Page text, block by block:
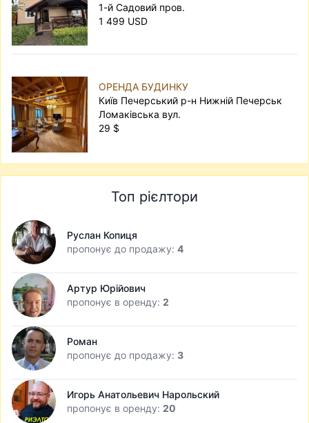
1-й Садовий пров.
1 499 USD
ОРЕНДА БУДИНКУ
Київ Печерський р-н Нижній Печерськ
Ломаківська вул.
29 $
Топ рієлтори
Руслан Копиця
пропонує до продажу: 4
Артур Юрійович
пропонує в оренду: 2
Роман
пропонує до продажу: 3
Игорь Анатольевич Нарольский
пропонує в оренду: 20